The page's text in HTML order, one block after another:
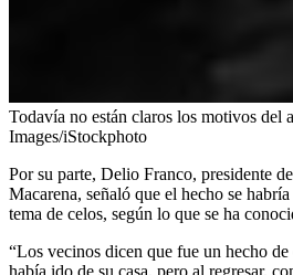
Todavía no están claros los motivos del
Images/iStockphoto
Por su parte, Delio Franco, presidente
Macarena, señaló que el hecho se
tema de celos, según lo que se ha
“Los vecinos dicen que fue un hecho
había ido de su casa, pero al regresar,